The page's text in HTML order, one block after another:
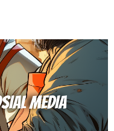
MEDIA